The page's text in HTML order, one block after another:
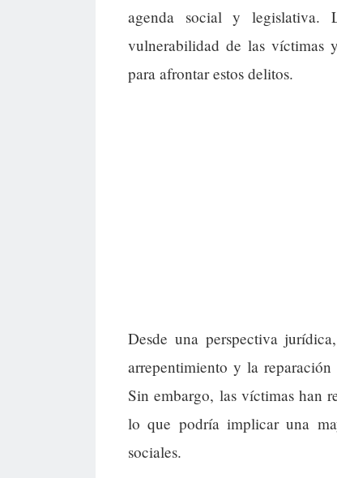
agenda social y legislativa.
vulnerabilidad de las víctimas
para afrontar estos delitos.
Desde una perspectiva
arrepentimiento y la
Sin embargo, las víctimas han
lo que podría implicar una
sociales.